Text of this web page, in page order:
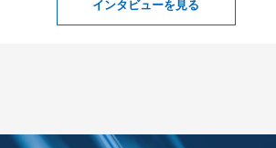
インタビューを見る